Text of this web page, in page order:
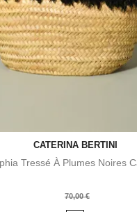
CATERINA BERTINI
Tressé À Plumes Noires
70,00 €